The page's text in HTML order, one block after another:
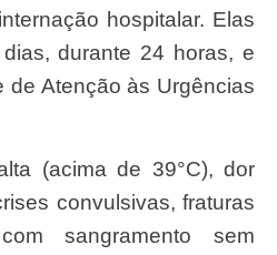
hospitalar. Elas
durante 24 horas, e
de Atenção às Urgências
convulsivas, fraturas
sangramento sem